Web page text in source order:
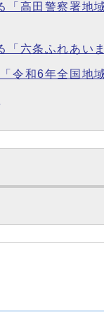
高田警察署地
六条ふれあい
令和6年全国地